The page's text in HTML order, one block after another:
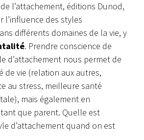
l’attachement, éditions Dunod,
l’influence des styles
différents domaines de la vie, y
. Prendre conscience de
d’attachement nous permet de
de vie (relation aux autres,
au stress, meilleure santé
mais également en
que parent. Quelle est
d’attachement quand on est